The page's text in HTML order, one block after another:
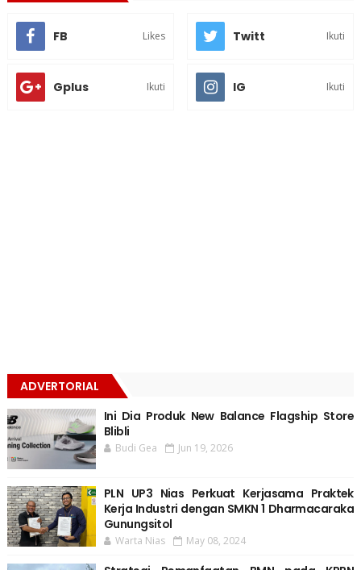
FB Likes Twitt Ikuti
Gplus Ikuti IG Ikuti
ADVERTORIAL
Ini Dia Produk New Balance Flagship Store
Blibli
Budi Gea Jun 19, 2026
PLN UP3 Nias Perkuat Kerjasama Praktek
Kerja Industri dengan SMKN 1 Dharmacaraka
Gunungsitol
Warta Nias May 08, 2024